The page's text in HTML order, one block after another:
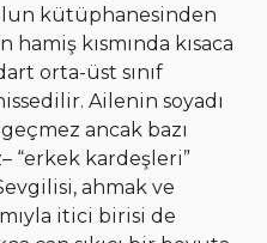
kütüphanesinden
hamiş kısmında kısaca
orta-üst sınıf
Ailenin soyadı
ancak bazı
“erkek kardeşleri”
ahmak ve
itici birisi de